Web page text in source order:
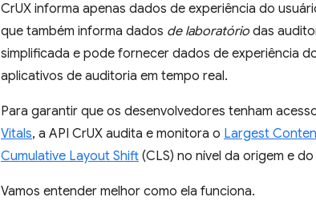
CrUX informa apenas dados de experiência do
que também informa dados de laboratório das
simplificada e pode fornecer dados de experiência
aplicativos de auditoria em tempo real.
Para garantir que os desenvolvedores tenham
Vitals, a API CrUX audita e monitora o Largest
Cumulative Layout Shift (CLS) no nível da origem e do
Vamos entender melhor como ela funciona.